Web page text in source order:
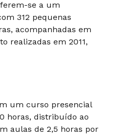
se a um
312 pequenas
acompanhadas em
realizadas em 2011,
um curso presencial
horas, distribuído ao
aulas de 2,5 horas por